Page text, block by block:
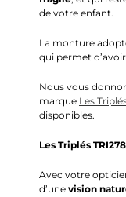
de votre enfant.
La monture
qui permet
Nous vous
marque Les
disponibles.
Les Triplés
Avec votre
d’une vision